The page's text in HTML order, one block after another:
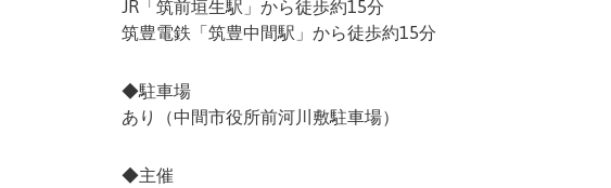
JR「筑前垣生駅」から徒歩約15分
筑豊電鉄「筑豊中間駅」から徒歩約15分
◆駐車場
あり（中間市役所前河川敷駐車場）
◆主催